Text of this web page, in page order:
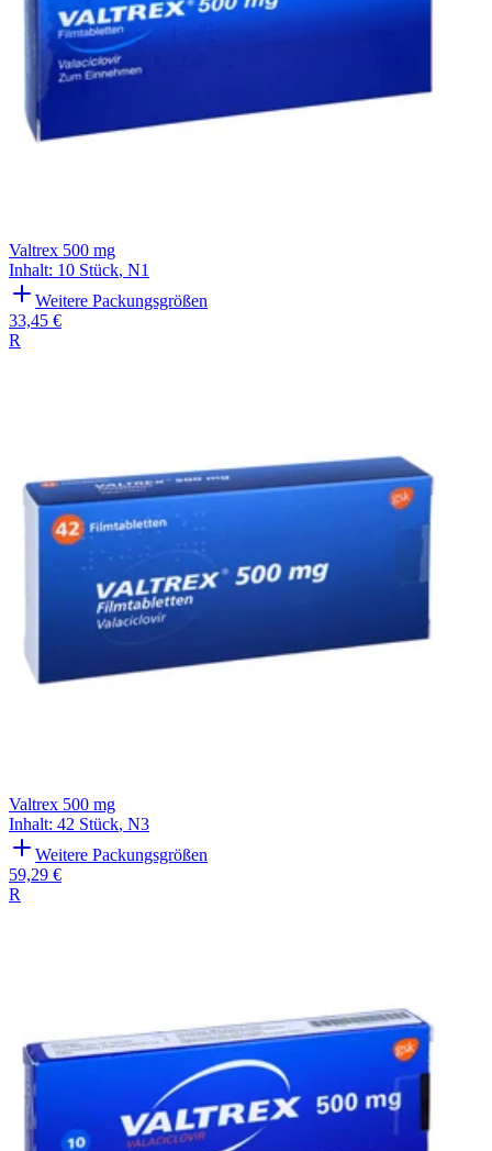
Valtrex 500 mg
Inhalt: 10 Stück, N1
Weitere Packungsgrößen
33,45 €
R
Valtrex 500 mg
Inhalt: 42 Stück, N3
Weitere Packungsgrößen
59,29 €
R